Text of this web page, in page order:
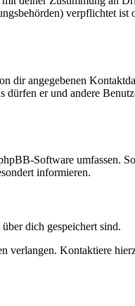
verpflichtet ist
dir angegebenen
er und andere
Software umfassen.
informieren.
dich gespeichert sind.
verlangen. Kontaktiere